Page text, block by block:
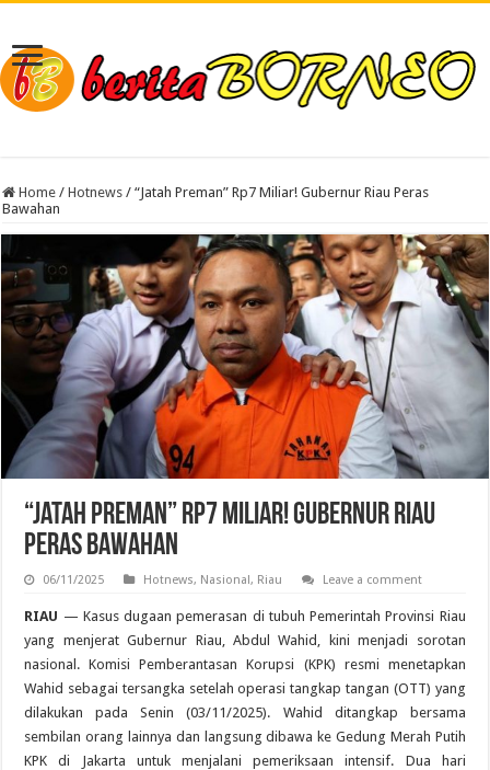
Home / Hotnews / “Jatah Preman” Rp7 Miliar! Gubernur Riau Peras
Bawahan
“Jatah Preman” Rp7 Miliar! Gubernur Riau
Peras Bawahan
06/11/2025 Hotnews, Nasional, Riau Leave a comment
RIAU — Kasus dugaan pemerasan di tubuh Pemerintah Provinsi Riau
yang menjerat Gubernur Riau, Abdul Wahid, kini menjadi sorotan
nasional. Komisi Pemberantasan Korupsi (KPK) resmi menetapkan
Wahid sebagai tersangka setelah operasi tangkap tangan (OTT) yang
dilakukan pada Senin (03/11/2025). Wahid ditangkap bersama
sembilan orang lainnya dan langsung dibawa ke Gedung Merah Putih
KPK di Jakarta untuk menjalani pemeriksaan intensif. Dua hari